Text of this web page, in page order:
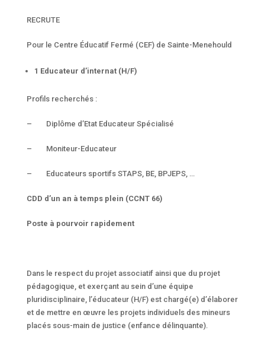
RECRUTE
Pour le Centre Éducatif Fermé (CEF) de Sainte-Menehould
1 Educateur d’internat (H/F)
Profils recherchés :
– Diplôme d’Etat Educateur Spécialisé
– Moniteur-Educateur
– Educateurs sportifs STAPS, BE, BPJEPS, …
CDD d’un an à temps plein (CCNT 66)
Poste à pourvoir rapidement
Dans le respect du projet associatif ainsi que du projet
pédagogique, et exerçant au sein d’une équipe
pluridisciplinaire, l’éducateur (H/F) est chargé(e) d’élaborer
et de mettre en œuvre les projets individuels des mineurs
placés sous-main de justice (enfance délinquante).